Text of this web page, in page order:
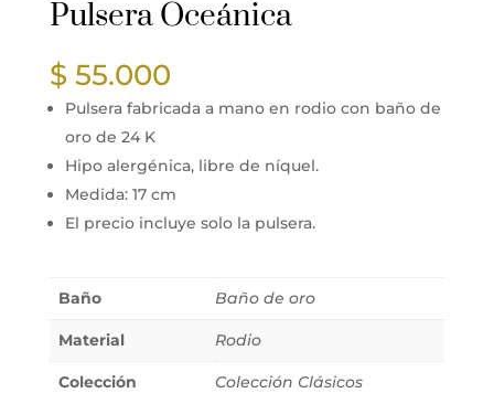
Pulsera Oceánica
$ 55.000
Pulsera fabricada a mano en rodio con baño de
oro de 24 K
Hipo alergénica, libre de níquel.
Medida: 17 cm
El precio incluye solo la pulsera.
Baño Baño de oro
Material Rodio
Colección Colección Clásicos